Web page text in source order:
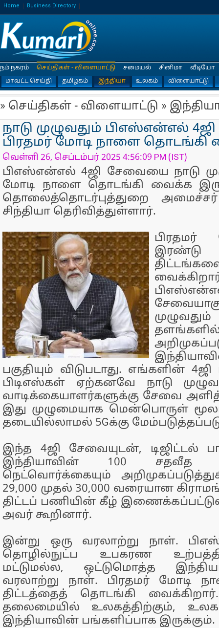
Home Business Directory
நம் நகரம்
செய்திகள் - விளையாட்டு
மாவட்ட செய்தி
தமிழகம் இந்தியா உலகம் விளையாட்டு
சமையல் சினிமா வீடியோ
» செய்திகள் - விளையாட்டு »
நாடு முழுவதும் பிஎஸ்என்எல்
பிரதமர் மோடி நாளை தொடங்கி
வெள்ளி 26, செப்டம்பர் 2025 4:56:09 PM (IST)
பிஎஸ்என்எல் 4ஜி சேவையை நாடு
மோடி நாளை தொடங்கி வைக்க
தொலைத்தொடர்புத்துறை அமைச்சர்
சிந்தியா தெரிவித்துள்ளார்.
இரண்டு
பகுதியும் விடுபடாது. எங்களின்
பிடிஎஸ்கள் ஏற்கனவே நாடு
வாடிக்கையாளர்களுக்கு சேவை
இது முழுமையாக மென்பொருள்
தடையில்லாமல் 5Gக்கு
இந்த 4ஜி சேவையுடன், டிஜிட்டல்
இந்தியாவின் 100 சதவீத
நெட்வொர்க்கையும்
29,000 முதல் 30,000 வரையான
திட்டப் பணியின் கீழ்
அவர் கூறினார்.
இன்று ஒரு வரலாற்று நாள்.
தொழில்நுட்ப உபகரண
மட்டுமல்ல, ஒட்டுமொத்த
வரலாற்று நாள். பிரதமர் மோடி
திட்டத்தைத் தொடங்கி
தலைமையில் உலகத்திற்கும், உலக
இந்தியாவின் பங்களிப்பாக இருக்கும்.